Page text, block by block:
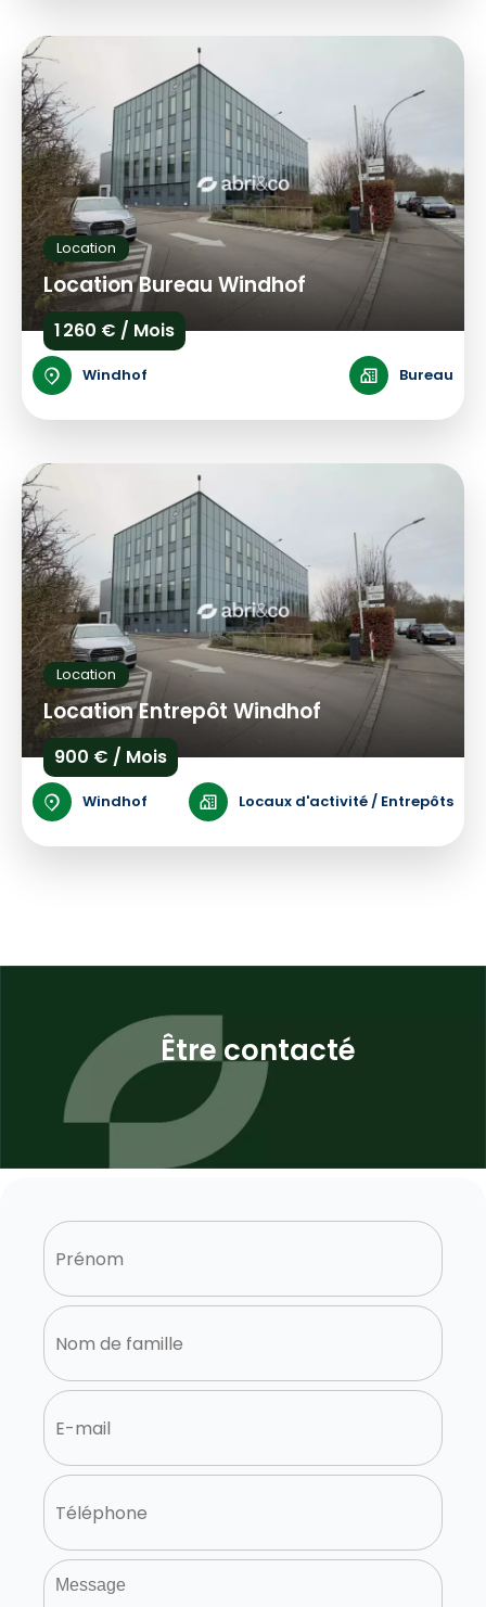
Location
Location Bureau Windhof
1 260 € / Mois
Windhof Bureau
Location
Location Entrepôt Windhof
900 € / Mois
Windhof Locaux d'activité / Entrepôts
Être contacté